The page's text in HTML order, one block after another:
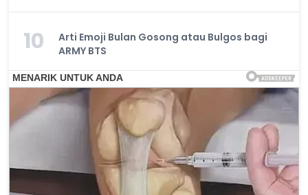
10
Arti Emoji Bulan Gosong atau Bulgos bagi
ARMY BTS